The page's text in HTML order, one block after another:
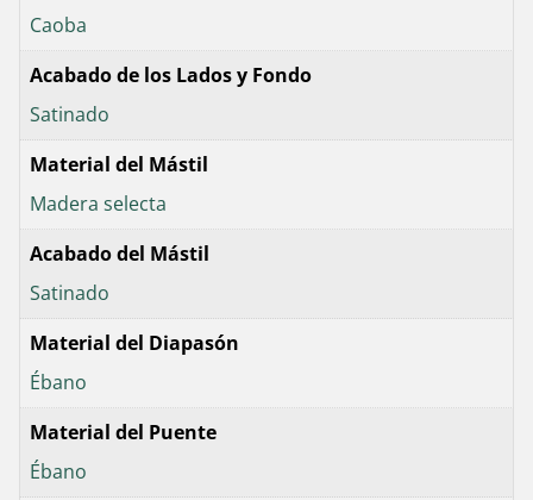
Caoba
Acabado de los Lados y Fondo
Satinado
Material del Mástil
Madera selecta
Acabado del Mástil
Satinado
Material del Diapasón
Ébano
Material del Puente
Ébano